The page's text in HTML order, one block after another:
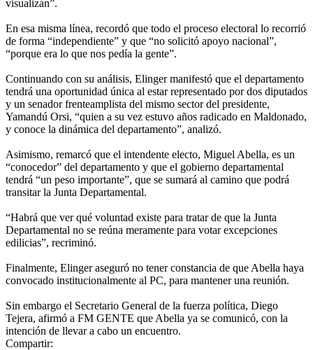
visualizan”.
En esa misma línea, recordó que todo el proceso electoral lo recorrió
de forma “independiente” y que “no solicitó apoyo nacional”,
“porque era lo que nos pedía la gente”.
Continuando con su análisis, Elinger manifestó que el departamento
tendrá una oportunidad única al estar representado por dos diputados
y un senador frenteamplista del mismo sector del presidente,
Yamandú Orsi, “quien a su vez estuvo años radicado en Maldonado,
y conoce la dinámica del departamento”, analizó.
Asimismo, remarcó que el intendente electo, Miguel Abella, es un
“conocedor” del departamento y que el gobierno departamental
tendrá “un peso importante”, que se sumará al camino que podrá
transitar la Junta Departamental.
“Habrá que ver qué voluntad existe para tratar de que la Junta
Departamental no se reúna meramente para votar excepciones
edilicias”, recriminó.
Finalmente, Elinger aseguró no tener constancia de que Abella haya
convocado institucionalmente al PC, para mantener una reunión.
Sin embargo el Secretario General de la fuerza política, Diego
Tejera, afirmó a FM GENTE que Abella ya se comunicó, con la
intención de llevar a cabo un encuentro.
Compartir: